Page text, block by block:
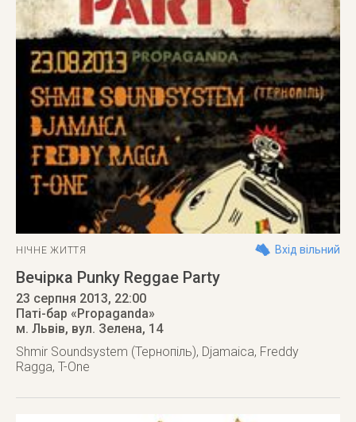
НІЧНЕ ЖИТТЯ Вхід вільний
Вечірка Punky Reggae Party
23 серпня 2013, 22:00
Паті-бар «Propaganda»
м. Львів, вул. Зелена, 14
Shmir Soundsystem (Тернопіль), Djamaica, Freddy
Ragga, T-One